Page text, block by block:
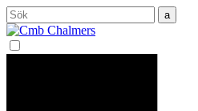
Sök
efter: